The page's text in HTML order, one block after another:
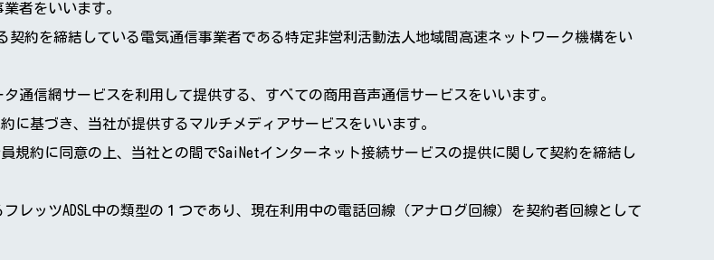
者をいいます。
契約を締結している電気通信事業者である特定非営利活動法人地域間高速ネットワーク機構をい
通信網サービスを利用して提供する、すべての商用音声通信サービスをいいます。
に基づき、当社が提供するマルチメディアサービスをいいます。
規約に同意の上、当社との間でSaiNetインターネット接続サービスの提供に関して契約を締結し
レッツADSL中の類型の１つであり、現在利用中の電話回線（アナログ回線）を契約者回線として